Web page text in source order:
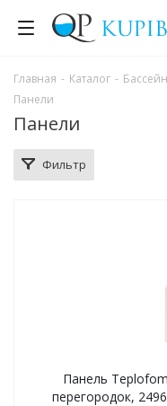
Главная - Каталог -
Панели
Панели
Фильтр
Панель
перегородок,